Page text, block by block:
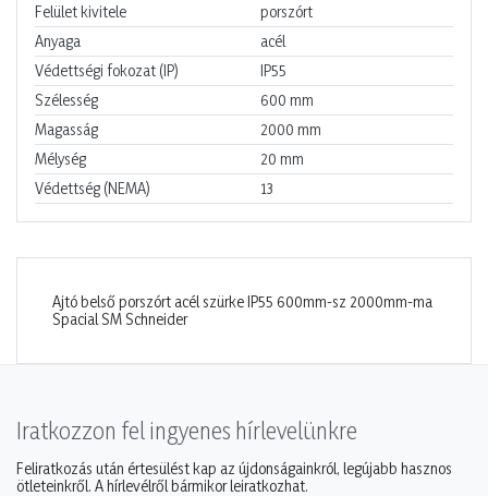
Felület kivitele
porszórt
Anyaga
acél
Védettségi fokozat (IP)
IP55
Szélesség
600 mm
Magasság
2000 mm
Mélység
20 mm
Védettség (NEMA)
13
Ajtó belső porszórt acél szürke IP55 600mm-sz 2000mm-ma
Spacial SM Schneider
Iratkozzon fel ingyenes hírlevelünkre
Feliratkozás után értesülést kap az újdonságainkról, legújabb hasznos
ötleteinkről. A hírlevélről bármikor leiratkozhat.